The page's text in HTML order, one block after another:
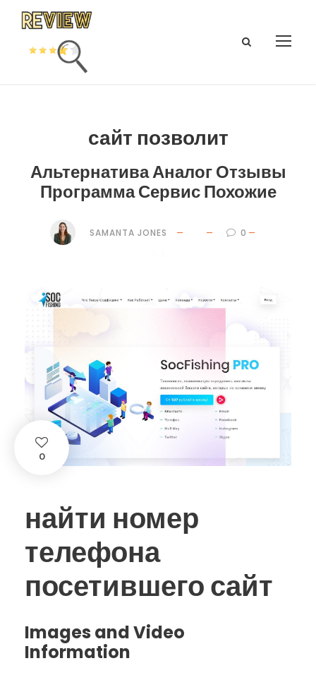
сайт позволит
Альтернатива Аналог Отзывы
Программа Сервис Похожие
SAMANTA JONES 0
0
найти номер
телефона
посетившего сайт
Images and Video
Information